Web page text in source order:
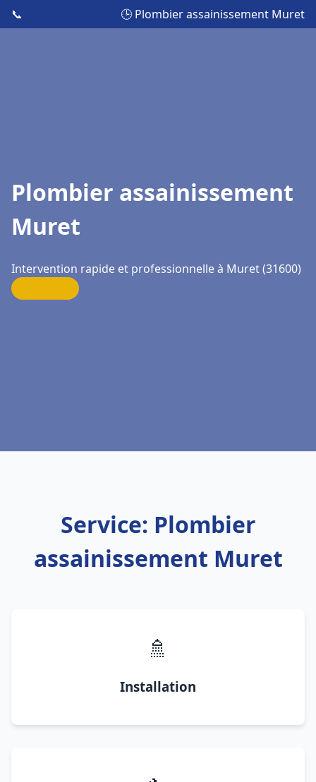
📞 🕒 Plombier assainissement Muret
Plombier assainissement
Muret
Intervention rapide et professionnelle à Muret (31600)
Service: Plombier
assainissement Muret
🚿
Installation